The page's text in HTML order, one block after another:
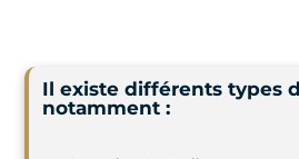
Il existe différents types
notamment :